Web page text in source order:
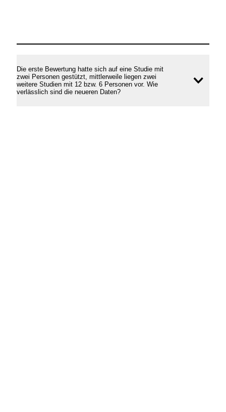
Die erste Bewertung hatte sich auf eine Studie mit
zwei Personen gestützt, mittlerweile liegen zwei
weitere Studien mit 12 bzw. 6 Personen vor. Wie
verlässlich sind die neueren Daten?